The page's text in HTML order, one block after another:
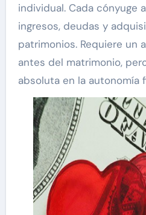
individual. Cada cónyuge
ingresos, deudas y
patrimonios. Requiere un
antes del matrimonio,
absoluta en la autonomía